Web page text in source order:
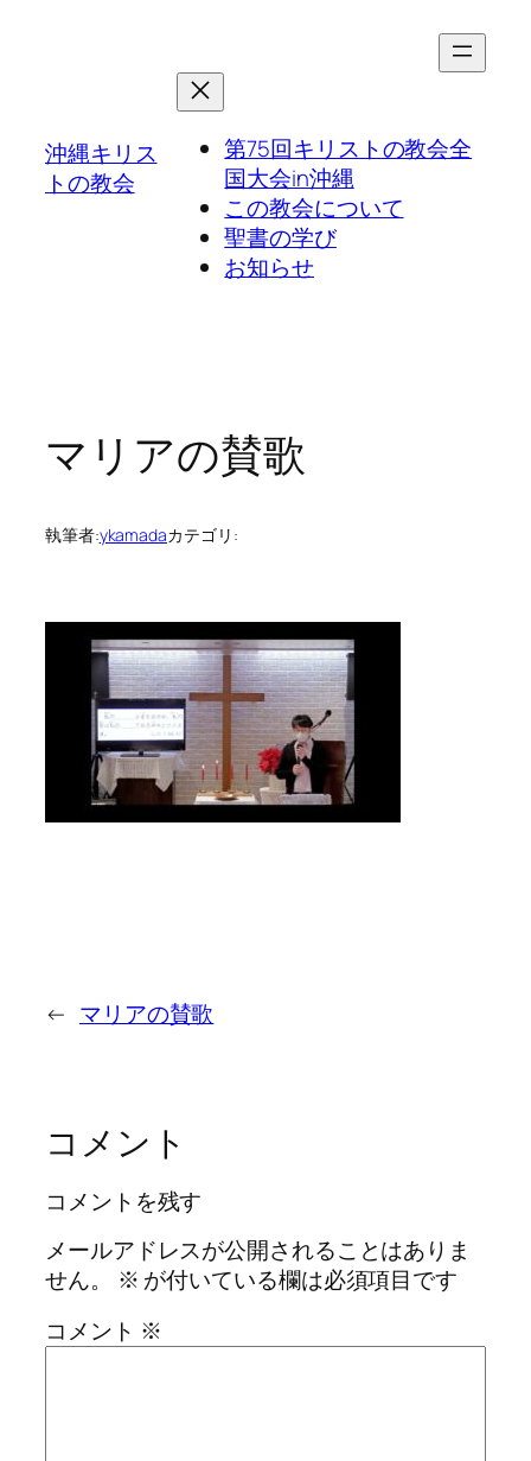
沖縄キリス
トの教会
第75回キリストの教会全
国大会in沖縄
この教会について
聖書の学び
お知らせ
マリアの賛歌
執筆者:ykamadaカテゴリ:
← マリアの賛歌
コメント
コメントを残す
メールアドレスが公開されることはありま
せん。
※ が付いている欄は必須項目です
コメント ※